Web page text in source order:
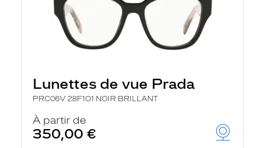
Lunettes de vue Prada
PRC06V 28F1O1 NOIR BRILLANT
À partir de
350,00 €